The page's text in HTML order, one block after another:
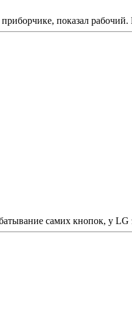
показал
самих кнопок, у LG